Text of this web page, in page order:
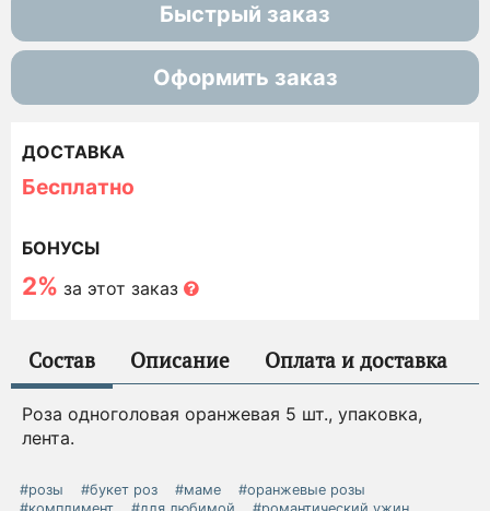
Быстрый заказ
Оформить заказ
ДОСТАВКА
Бесплатно
БОНУСЫ
2% за этот заказ
Состав Описание Оплата и доставка
Роза одноголовая оранжевая 5 шт., упаковка,
лента.
#розы #букет роз #маме
#оранжевые розы